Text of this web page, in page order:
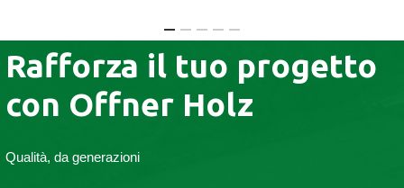
Rafforza il tuo progetto
con Offner Holz
Qualità, da generazioni